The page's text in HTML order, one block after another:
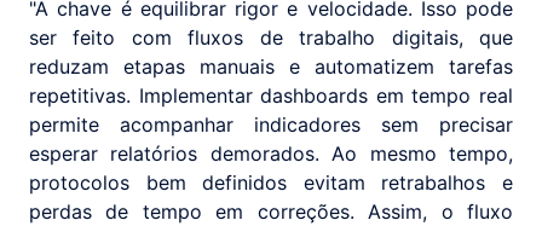
"A chave é equilibrar rigor e velocidade. Isso pode
ser feito com fluxos de trabalho digitais, que
reduzam etapas manuais e automatizem tarefas
repetitivas. Implementar dashboards em tempo real
permite acompanhar indicadores sem precisar
esperar relatórios demorados. Ao mesmo tempo,
protocolos bem definidos evitam retrabalhos e
perdas de tempo em correções. Assim, o fluxo